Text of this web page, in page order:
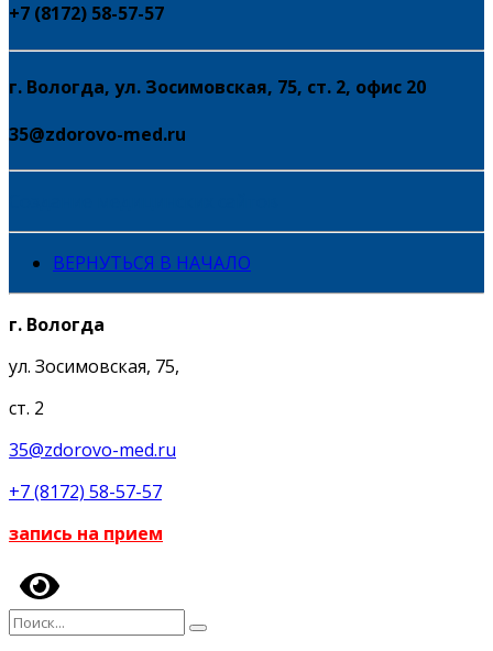
+7 (8172) 58-57-57
г. Вологда, ул. Зосимовская, 75, ст. 2, офис 20
35@zdorovo-med.ru
ВЕРНУТЬСЯ В НАЧАЛО
г. Вологда
ул. Зосимовская, 75,
ст. 2
35@zdorovo-med.ru
+7 (8172) 58-57-57
запись на прием